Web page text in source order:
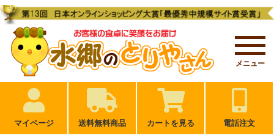
メニュー
マイページ 送料無料商品 カートを見る 電話注文